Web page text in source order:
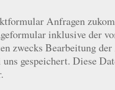
Anfragen
inklusive der
zwecks Bearbeitung
gespeichert. Diese